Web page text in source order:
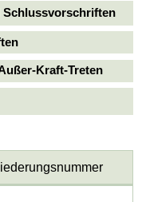
Schlussvorschriften
Kraft-Treten